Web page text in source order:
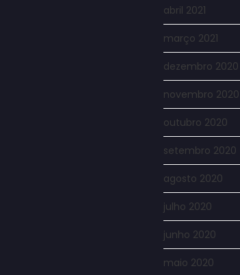
abril 2021
março 2021
dezembro 2020
novembro 2020
outubro 2020
setembro 2020
agosto 2020
julho 2020
junho 2020
maio 2020